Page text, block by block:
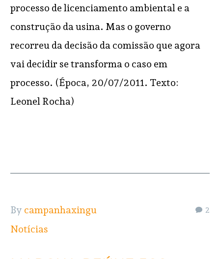
processo de licenciamento ambiental e a
construção da usina. Mas o governo
recorreu da decisão da comissão que agora
vai decidir se transforma o caso em
processo. (Época, 20/07/2011. Texto:
Leonel Rocha)
2
By campanhaxingu
Notícias